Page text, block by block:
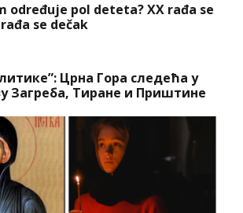
određuje pol deteta? XX rađa se
se dečak
Црна Гора следећа у
Загреба, Тиране и Приштине